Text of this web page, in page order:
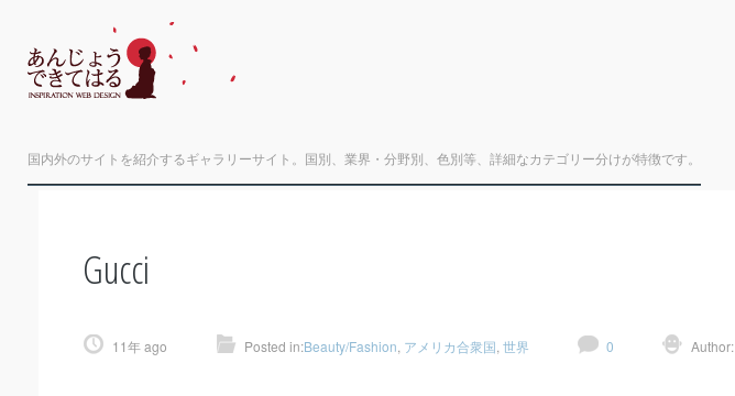
国内外のサイトを紹介するギャラリーサイト。国別、業界・分野別、色別等、詳細なカテゴリー分けが特徴です。
Gucci
11年 ago Posted in:Beauty/Fashion アメリカ合衆国 世界 0 Author: